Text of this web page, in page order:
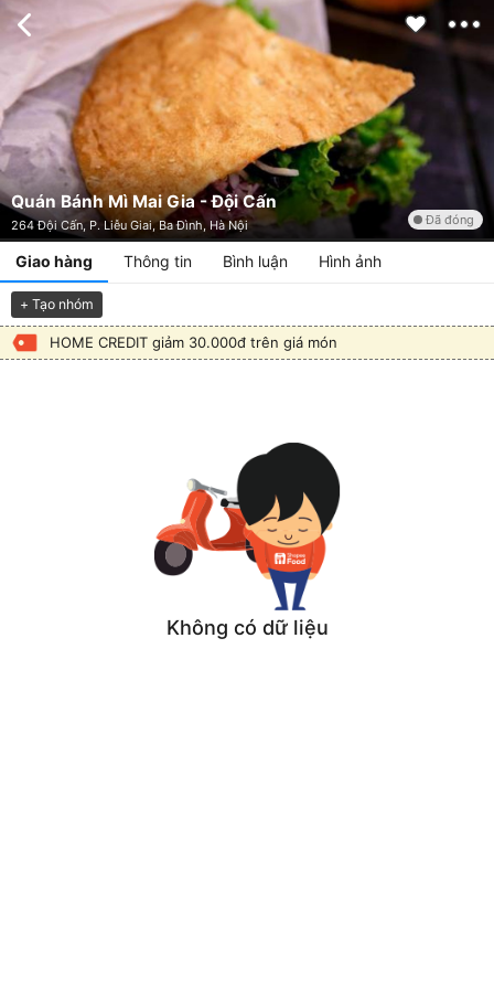
Quán Bánh Mì Mai Gia - Đội Cấn
264 Đội Cấn, P. Liễu Giai, Ba Đình, Hà Nội Đã đóng
Giao hàng Thông tin Bình luận Hình ảnh
+ Tạo nhóm
HOME CREDIT giảm 30.000đ trên giá món
Không có dữ liệu